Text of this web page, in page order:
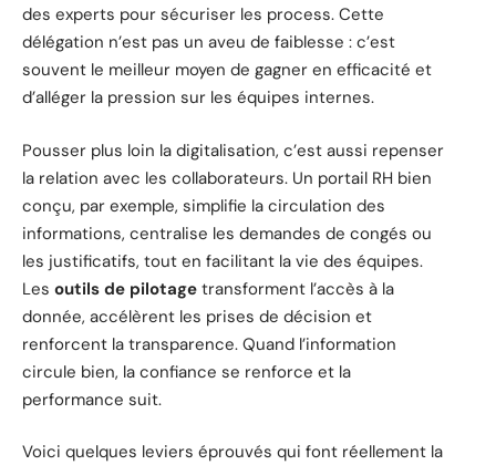
des experts pour sécuriser les process. Cette
délégation n’est pas un aveu de faiblesse : c’est
souvent le meilleur moyen de gagner en efficacité et
d’alléger la pression sur les équipes internes.
Pousser plus loin la digitalisation, c’est aussi repenser
la relation avec les collaborateurs. Un portail RH bien
conçu, par exemple, simplifie la circulation des
informations, centralise les demandes de congés ou
les justificatifs, tout en facilitant la vie des équipes.
Les outils de pilotage transforment l’accès à la
donnée, accélèrent les prises de décision et
renforcent la transparence. Quand l’information
circule bien, la confiance se renforce et la
performance suit.
Voici quelques leviers éprouvés qui font réellement la